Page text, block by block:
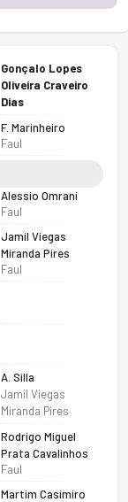
Gonçalo Lopes
Oliveira Craveiro
Dias
F. Marinheiro
Faul
Alessio Omrani
Faul
Jamil Viegas
Miranda Pires
Faul
A. Silla
Jamil Viegas
Miranda Pires
Rodrigo Miguel
Prata Cavalinhos
Faul
Martim Casimiro